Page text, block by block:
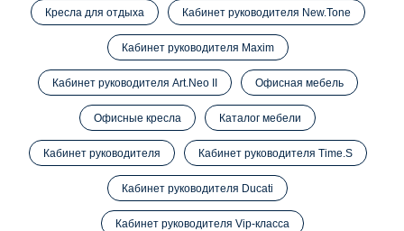
Кресла для отдыха Кабинет руководителя New.Tone
Кабинет руководителя Maxim
Кабинет руководителя Art.Neo II Офисная мебель
Офисные кресла Каталог мебели
Кабинет руководителя Кабинет руководителя Time.S
Кабинет руководителя Ducati
Кабинет руководителя Vip-класса